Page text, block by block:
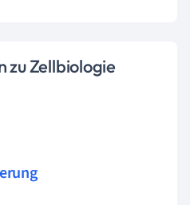
zu Zellbiologie